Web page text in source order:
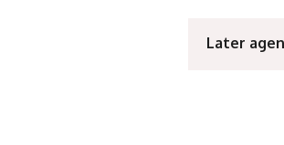
Later